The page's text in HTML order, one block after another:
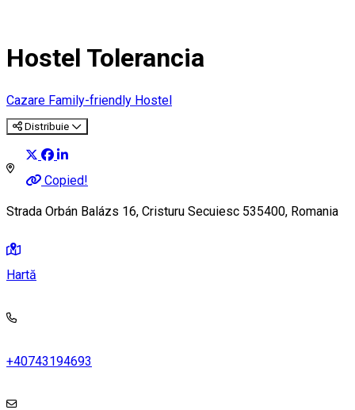
Hostel Tolerancia
Cazare Family-friendly Hostel
Distribuie
Copied!
Strada Orbán Balázs 16, Cristuru Secuiesc 535400, Romania
Hartă
+40743194693